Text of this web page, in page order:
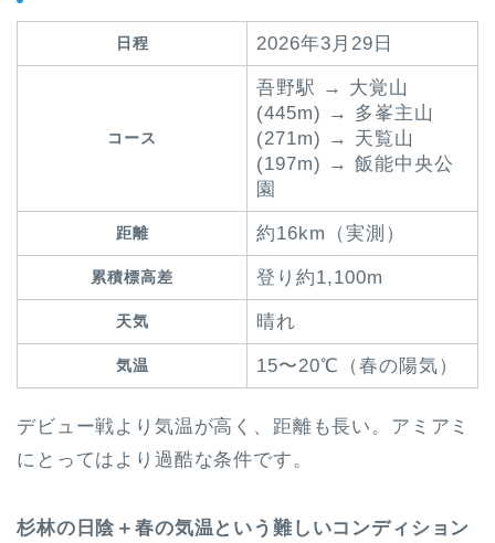
日程 2026年3月29日
コース
吾野駅 → 大覚山
(445m) → 多峯主山
(271m) → 天覧山
(197m) → 飯能中央公
園
距離 約16km（実測）
累積標高差 登り約1,100m
天気 晴れ
気温 15〜20℃（春の陽気）
デビュー戦より気温が高く、距離も長い。アミアミ
にとってはより過酷な条件です。
杉林の日陰＋春の気温という難しいコンディション